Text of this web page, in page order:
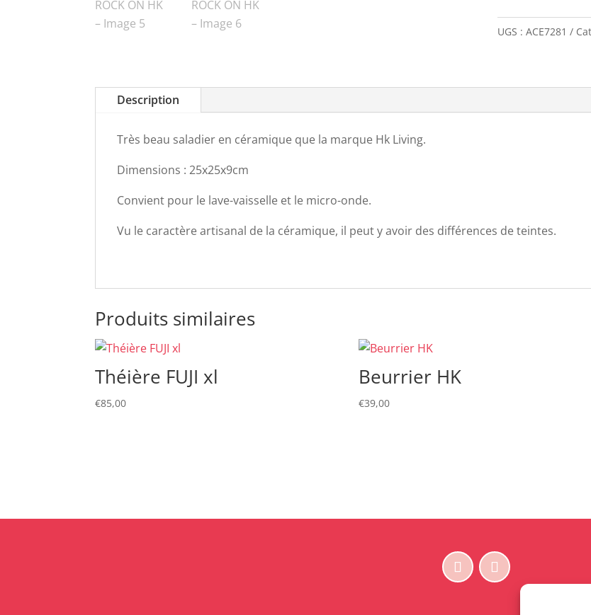
UGS : ACE7281
Description
Très beau saladier en céramique que la marque Hk Living.
Dimensions : 25x25x9cm
Convient pour le lave-vaisselle et le micro-onde.
Vu le caractère artisanal de la céramique, il peut y avoir des différences de teintes.
Produits similaires
Théière FUJI xl
€85,00
Beurrier HK
€39,00